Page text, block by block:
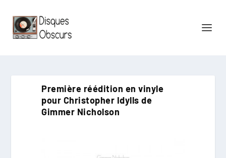
Première réédition en vinyle
pour Christopher Idylls de
Gimmer Nicholson